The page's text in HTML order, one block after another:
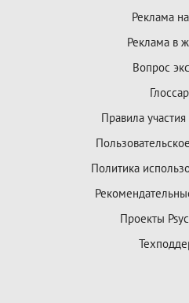
Реклама
Реклама в
Вопрос
Правила
Политика
Проекты